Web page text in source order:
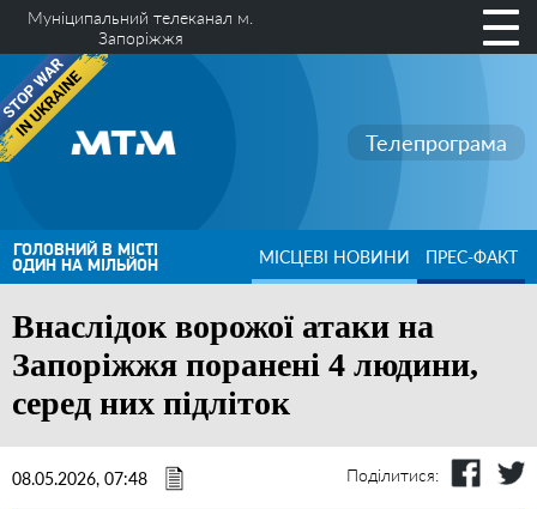
Муніципальний телеканал м.
Запоріжжя
Телепрограма
ГОЛОВНИЙ В МІСТІ
ОДИН НА МІЛЬЙОН МІСЦЕВІ НОВИНИ ПРЕС-ФАКТ
Внаслідок ворожої атаки на
Запоріжжя поранені 4 людини,
серед них підліток
08.05.2026, 07:48 Поділитися: